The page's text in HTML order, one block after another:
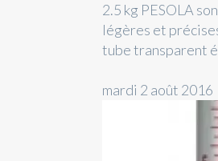
2.5 kg PESOLA
légères et
tube transparent
mardi 2 août 2016